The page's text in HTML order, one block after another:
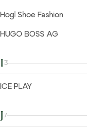
Hogl Shoe Fashion
HUGO BOSS AG
I3
ICE PLAY
J7